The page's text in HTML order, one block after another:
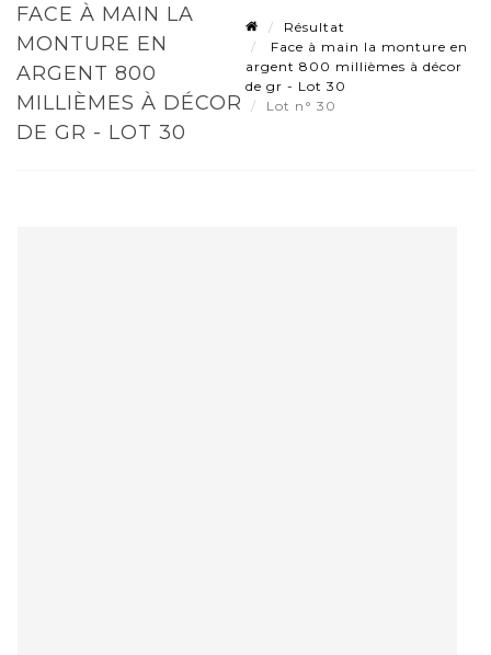
FACE À MAIN LA
MONTURE EN
ARGENT 800
MILLIÈMES À DÉCOR
DE GR - LOT 30
Résultat
Face à main la monture en
argent 800 millièmes à décor
de gr - Lot 30
Lot n° 30